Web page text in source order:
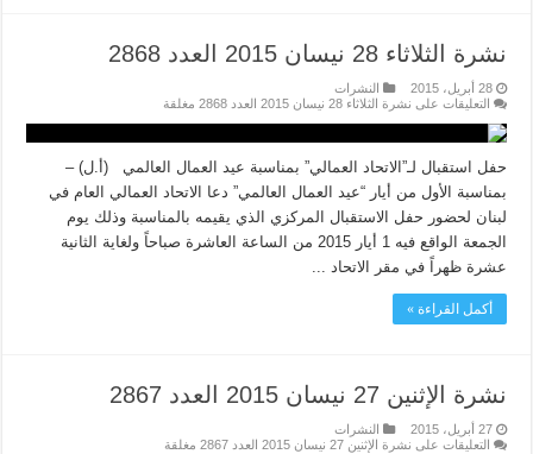
نشرة الثلاثاء 28 نيسان 2015 العدد 2868
28 أبريل، 2015
النشرات
التعليقات على نشرة الثلاثاء 28 نيسان 2015 العدد 2868 مغلقة
حفل استقبال لـ”الاتحاد العمالي” بمناسبة عيد العمال العالمي (أ.ل) –
بمناسبة الأول من أيار “عيد العمال العالمي” دعا الاتحاد العمالي العام في
لبنان لحضور حفل الاستقبال المركزي الذي يقيمه بالمناسبة وذلك يوم
الجمعة الواقع فيه 1 أيار 2015 من الساعة العاشرة صباحاً ولغاية الثانية
عشرة ظهراً في مقر الاتحاد ...
أكمل القراءة »
نشرة الإثنين 27 نيسان 2015 العدد 2867
27 أبريل، 2015
النشرات
التعليقات على نشرة الإثنين 27 نيسان 2015 العدد 2867 مغلقة